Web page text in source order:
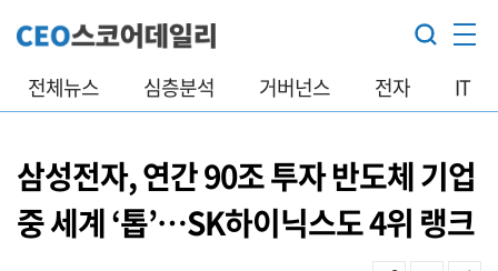
전체뉴스 심층분석 거버넌스 전자 IT
삼성전자, 연간 90조 투자 반도체 기업
중 세계 ‘톱’…SK하이닉스도 4위 랭크